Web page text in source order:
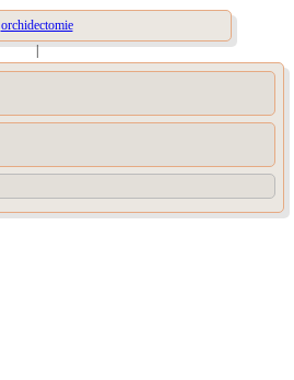
orchidectomie
|